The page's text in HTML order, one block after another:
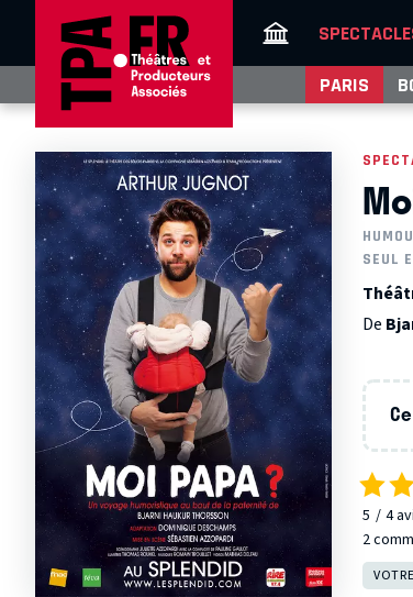
PARIS
SEUL
De
5 4
2